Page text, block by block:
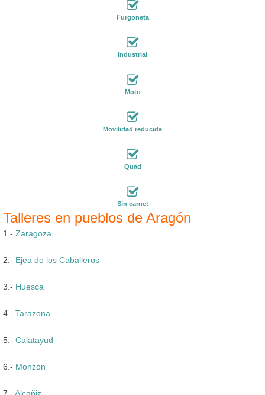
Furgoneta
Industrial
Moto
Movilidad reducida
Quad
Sin carnet
Talleres en pueblos de Aragón
1.- Zaragoza
2.- Ejea de los Caballeros
3.- Huesca
4.- Tarazona
5.- Calatayud
6.- Monzón
7.- Alcañiz